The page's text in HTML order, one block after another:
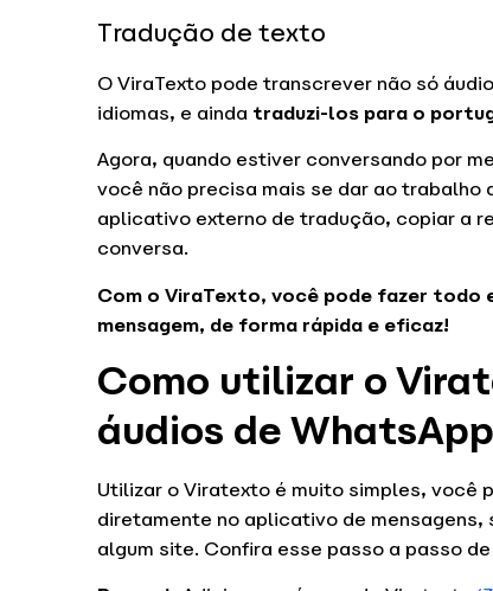
Tradução de texto
O ViraTexto pode transcrever não só
idiomas, e ainda traduzi-los para o
Agora, quando estiver conversando por
você não precisa mais se dar ao trabalho
aplicativo externo de tradução, copiar a
conversa.
Com o ViraTexto, você pode fazer todo
mensagem, de forma rápida e eficaz!
Como utilizar o
áudios de
Utilizar o Viratexto é muito simples, você
diretamente no aplicativo de
algum site. Confira esse passo a passo